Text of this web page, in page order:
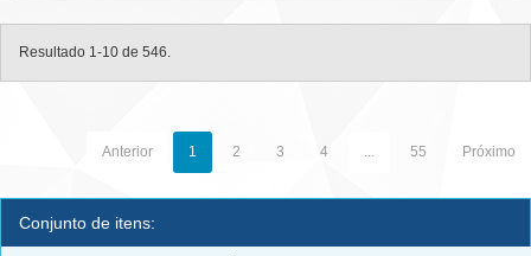
Resultado 1-10 de 546.
Anterior 1 2 3 4 ... 55 Próximo
Conjunto de itens: